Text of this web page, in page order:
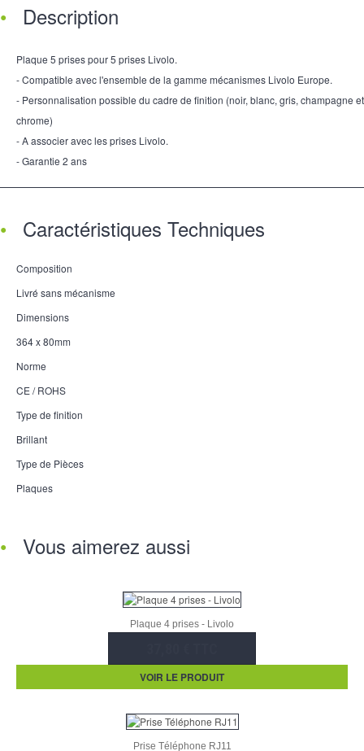
Description
Plaque 5 prises pour 5 prises Livolo.
- Compatible avec l'ensemble de la gamme mécanismes Livolo Europe.
- Personnalisation possible du cadre de finition (noir, blanc, gris, champagne et
chrome)
- A associer avec les prises Livolo.
- Garantie 2 ans
Caractéristiques Techniques
Composition
Livré sans mécanisme
Dimensions
364 x 80mm
Norme
CE / ROHS
Type de finition
Brillant
Type de Pièces
Plaques
Vous aimerez aussi
Plaque 4 prises - Livolo
VOIR LE PRODUIT
Prise Téléphone RJ11